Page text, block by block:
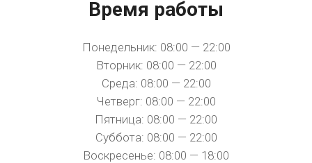
Время работы
Понедельник: 08:00 — 22:00
Вторник: 08:00 — 22:00
Среда: 08:00 — 22:00
Четверг: 08:00 — 22:00
Пятница: 08:00 — 22:00
Суббота: 08:00 — 22:00
Воскресенье: 08:00 — 18:00